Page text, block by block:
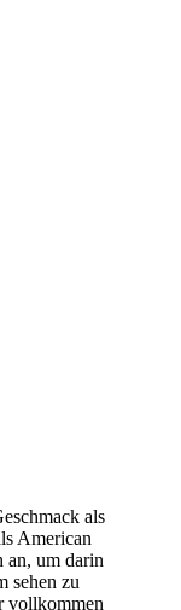
als
American
um darin
sehen zu
vollkommen